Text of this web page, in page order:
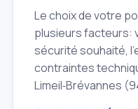
Le choix de votre
plusieurs facteurs:
sécurité souhaité,
contraintes
Limeil‑Brévannes